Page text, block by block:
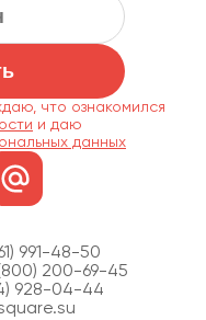
что ознакомился
данных
991-48-50
200-69-45
928-04-44